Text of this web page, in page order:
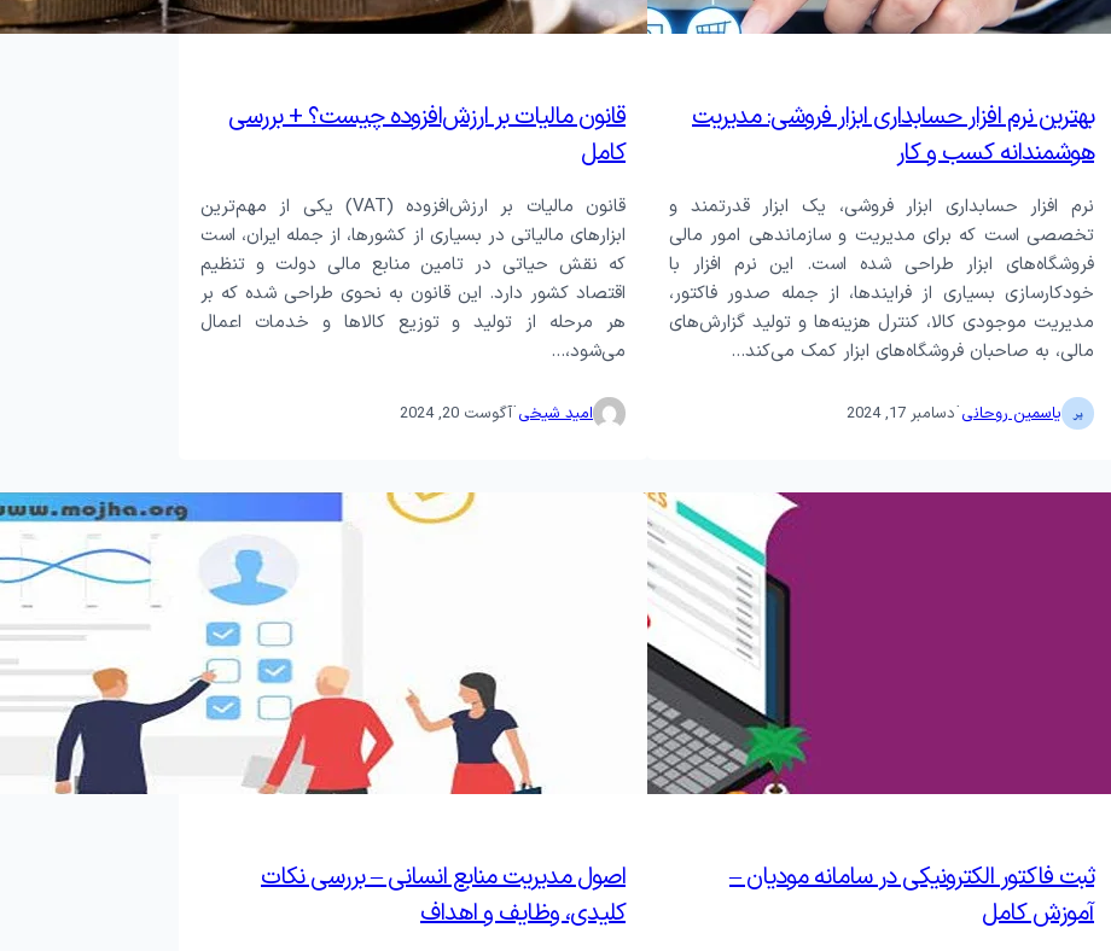
بهترین نرم افزار حسابداری ابزار فروشی: مدیریت
هوشمندانه کسب و کار
نرم افزار حسابداری ابزار فروشی، یک ابزار قدرتمند و
تخصصی است که برای مدیریت و سازماندهی امور مالی
فروشگاه‌های ابزار طراحی شده است. این نرم افزار با
خودکارسازی بسیاری از فرایندها، از جمله صدور فاکتور،
مدیریت موجودی کالا، کنترل هزینه‌ها و تولید گزارش‌های
مالی، به صاحبان فروشگاه‌های ابزار کمک می‌کند…
یاسمین روحانی·دسامبر 17, 2024
قانون مالیات بر ارزش‌افزوده چیست؟ + بررسی
کامل
قانون مالیات بر ارزش‌افزوده (VAT) یکی از مهم‌ترین
ابزارهای مالیاتی در بسیاری از کشورها، از جمله ایران، است
که نقش حیاتی در تامین منابع مالی دولت و تنظیم
اقتصاد کشور دارد. این قانون به نحوی طراحی شده که بر
هر مرحله از تولید و توزیع کالاها و خدمات اعمال
می‌شود،…
امید شیخی·آگوست 20, 2024
ثبت فاکتور الکترونیکی در سامانه مودیان –
آموزش کامل
اصول مدیریت منابع انسانی – بررسی نکات
کلیدی، وظایف و اهداف